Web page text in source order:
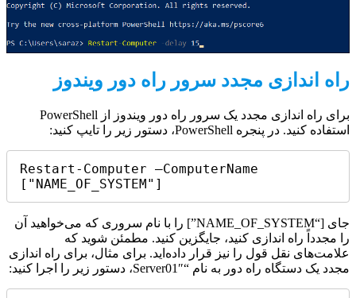
راه اندازی مجدد سرور راه دور ویندوز
برای راه اندازی مجدد یک سرور راه دور ویندوز از PowerShell
استفاده کنید. در پنجره PowerShell، دستور زیر را تایپ کنید:
Restart-Computer –ComputerName
["NAME_OF_SYSTEM"]
جای [“NAME_OF_SYSTEM”] را با نام سروری که می‌خواهید آن
را مجدداً راه اندازی کنید، جایگزین کنید. مطمئن شوید که
علامت‌های نقل قول را نیز قرار داده‌اید. برای مثال، برای راه اندازی
مجدد یک دستگاه راه دور به نام “Server01″، دستور زیر را اجرا کنید: